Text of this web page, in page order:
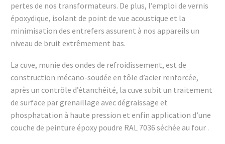
pertes de nos transformateurs. De plus, l’emploi de vernis
époxydique, isolant de point de vue acoustique et la
minimisation des entrefers assurent à nos appareils un
niveau de bruit extrêmement bas.
La cuve, munie des ondes de refroidissement, est de
construction mécano-soudée en tôle d’acier renforcée,
après un contrôle d’étanchéité, la cuve subit un traitement
de surface par grenaillage avec dégraissage et
phosphatation à haute pression et enfin application d’une
couche de peinture époxy poudre RAL 7036 séchée au four .